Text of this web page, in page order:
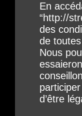
En
“http://
des
de
Nous
d’être